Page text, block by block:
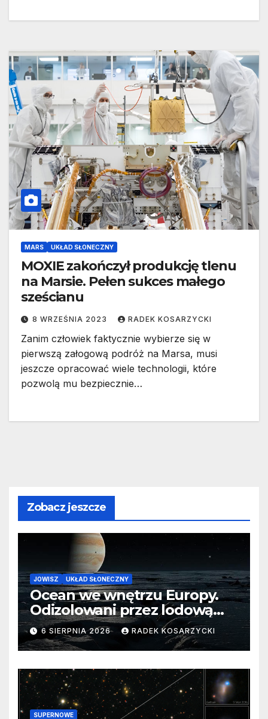
MARS UKŁAD SŁONECZNY
MOXIE zakończył produkcję tlenu
na Marsie. Pełen sukces małego
sześcianu
8 WRZEŚNIA 2023 RADEK KOSARZYCKI
Zanim człowiek faktycznie wybierze się w
pierwszą załogową podróż na Marsa, musi
jeszcze opracować wiele technologii, które
pozwolą mu bezpiecznie…
Zobacz jeszcze
JOWISZ UKŁAD SŁONECZNY
Ocean we wnętrzu Europy.
Odizolowani przez lodową
barierę
6 SIERPNIA 2026 RADEK KOSARZYCKI
SUPERNOWE